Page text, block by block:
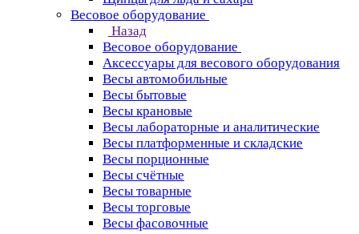
Весовое оборудование
Назад
Весовое оборудование
Аксессуары для весового оборудования
Весы автомобильные
Весы бытовые
Весы крановые
Весы лабораторные и аналитические
Весы платформенные и складские
Весы порционные
Весы счётные
Весы товарные
Весы торговые
Весы фасовочные